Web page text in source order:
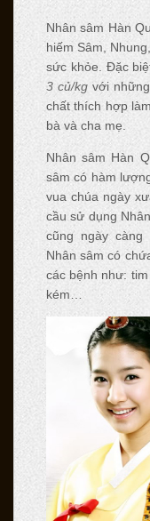
Nhân sâm Hàn
hiếm Sâm,
sức khỏe. Đặc
3 củ/kg với
chất thích hợp
bà và cha mẹ.
Nhân sâm Hàn
sâm có hàm
vua chúa ngày
cầu sử dụng
cũng ngày
Nhân sâm có
các bệnh như:
kém…